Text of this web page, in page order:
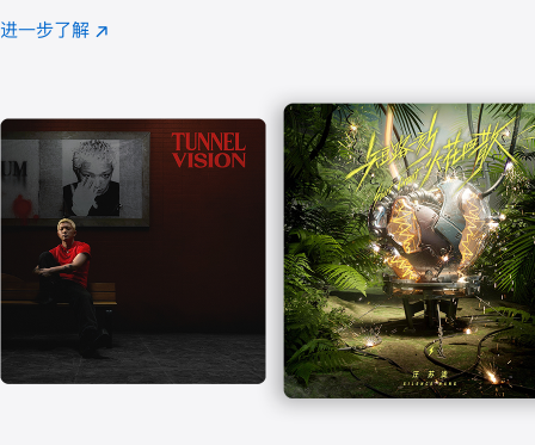
注
进一步了解 Apple
(在
口
中
打
开)